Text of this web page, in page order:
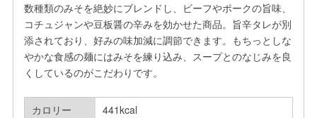
数種類のみそを絶妙にブレンドし、ビーフやポークの旨味、
コチュジャンや豆板醤の辛みを効かせた商品。旨辛タレが別
添されており、好みの味加減に調節できます。もちっとしな
やかな食感の麺にはみそを練り込み、スープとのなじみを良
くしているのがこだわりです。
カロリー
441kcal